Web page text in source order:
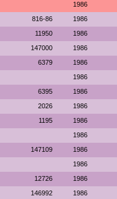
1986
816-86 1986
11950 1986
147000 1986
6379 1986
1986
6395 1986
2026 1986
1195 1986
1986
147109 1986
1986
12726 1986
146992 1986